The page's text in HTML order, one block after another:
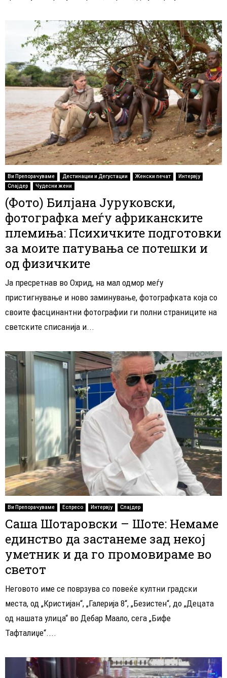
Ви Препорачуваме Дестинации и Дегустации Женски печат
Интервју
Слајдер
Чудесни жени
(Фото) Билјана Јуруковски,
фотографка меѓу африканските
племиња: Психичките подготовки
за моите патувања се потешки и
од физичките
Ја пресретнав во Охрид, на мал одмор меѓу
пристигнување и ново заминување, фотографката која со
своите фасцинантни фотографии ги полни страниците на
светските списанија и...
Ви Препорачуваме Еспресо Интервју Слајдер
Саша Шотаровски – Шоте: Немаме
единство да застанеме зад некој
уметник и да го промовираме во
светот
Неговото име се поврзува со повеќе култни градски
места, од „Кристијан“, „Галерија 8“, „Безистен“, до „Децата
од нашата улица“ во Дебар Маало, сега „Бифе
Тафталиџе“....